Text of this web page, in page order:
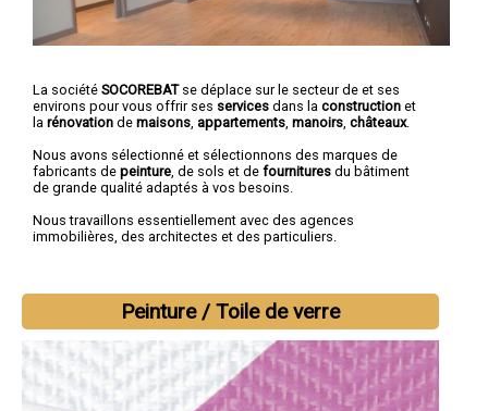
La société SOCOREBATse déplace sur le secteur de et ses
environs pour vous offrir ses services dans la construction et
la rénovation de maisons, appartements, manoirs, châteaux.
Nous avons sélectionné et sélectionnons des marques de
fabricants de peinture, de sols et de fournitures du bâtiment
de grande qualité adaptés à vos besoins.
Nous travaillons essentiellement avec des agences
immobilières, des architectes et des particuliers.
Peinture / Toile de verre